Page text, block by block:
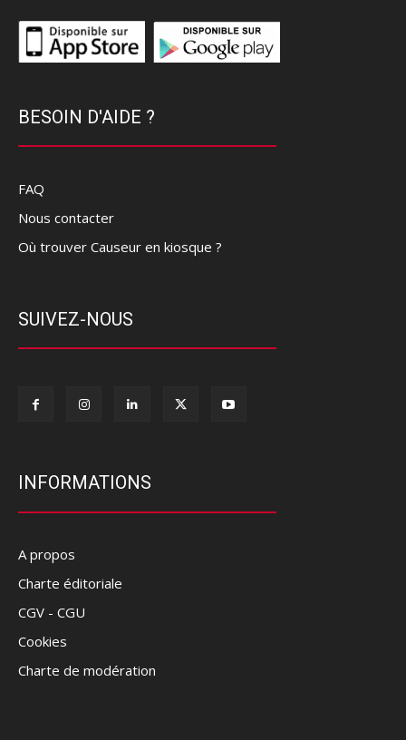
BESOIN D'AIDE ?
FAQ
Nous contacter
Où trouver Causeur en kiosque ?
SUIVEZ-NOUS
INFORMATIONS
A propos
Charte éditoriale
CGV - CGU
Cookies
Charte de modération